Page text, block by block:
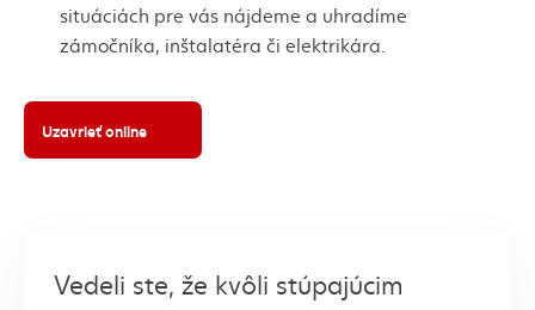
situáciách pre vás nájdeme a uhradíme
zámočníka, inštalatéra či elektrikára.
Uzavrieť online(externý odkaz)
Vedeli ste, že kvôli stúpajúcim